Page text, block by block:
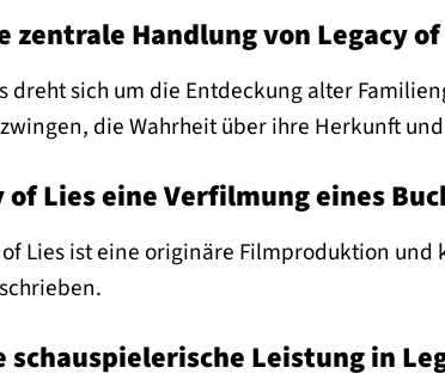
zentrale Handlung von Legacy of
dreht sich um die Entdeckung alter
die Wahrheit über ihre Herkunft
of Lies eine Verfilmung eines
Lies ist eine originäre Filmproduktion
schauspielerische Leistung in